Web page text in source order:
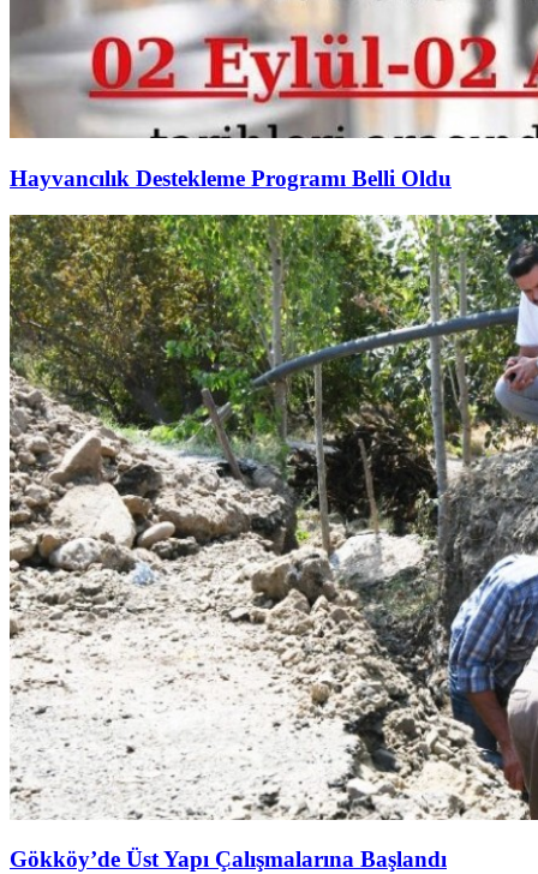
Hayvancılık Destekleme Programı Belli Oldu
Gökköy’de Üst Yapı Çalışmalarına Başlandı